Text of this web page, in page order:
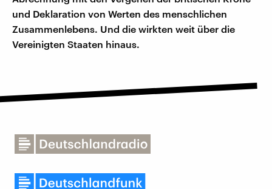
und Deklaration von Werten des menschlichen
Zusammenlebens. Und die wirkten weit über die
Vereinigten Staaten hinaus.